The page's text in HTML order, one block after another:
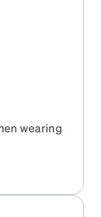
wearing